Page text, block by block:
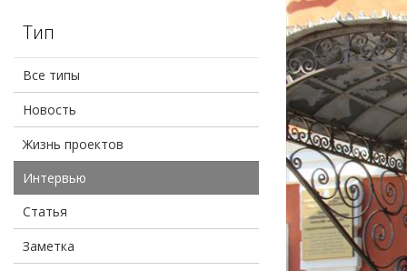
Тип
Все типы
Новость
Жизнь проектов
Интервью
Статья
Заметка